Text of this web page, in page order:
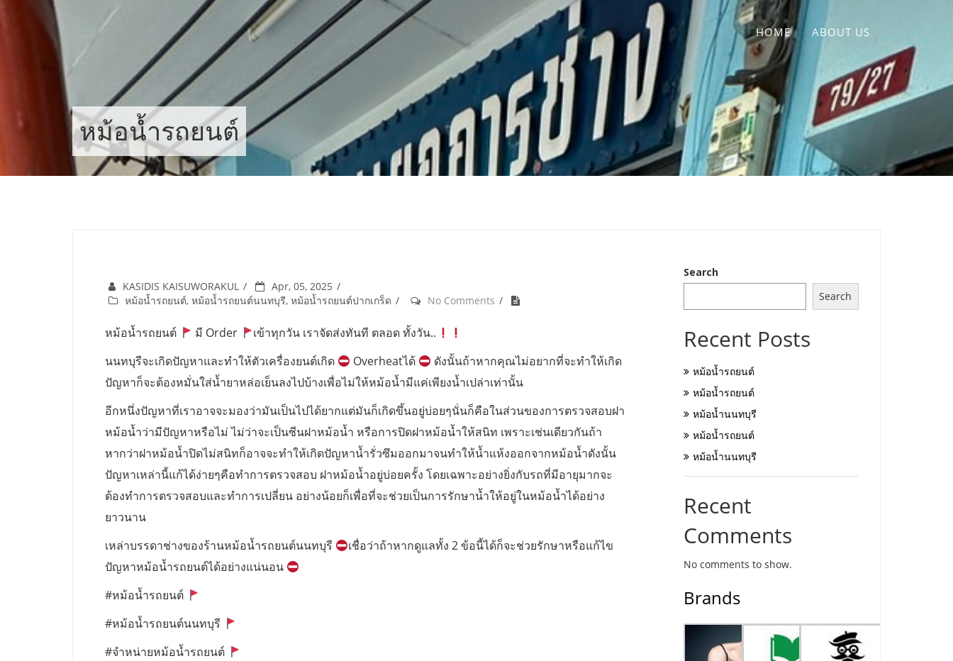
HOME ABOUT US
หม้อน้ำรถยนต์
KASIDIS KAISUWORAKUL
Apr, 05, 2025
หม้อน้ำรถยนต์, หม้อน้ำรถยนต์นนทบุรี, หม้อน้ำรถยนต์ปากเกร็ด No Comments
หม้อน้ำรถยนต์ มี Order
เข้าทุกวัน เราจัดส่งทันที ตลอด ทั้งวัน..
นนทบุรีจะเกิดปัญหาและทำให้ตัวเครื่องยนต์เกิด
Overheatได้
ดังนั้นถ้าหากคุณไม่อยากที่จะทำให้เกิด
ปัญหาก็จะต้องหมั่นใส่น้ำยาหล่อเย็นลงไปบ้างเพื่อไม่ให้หม้อน้ำมีแค่เพียงน้ำเปล่าเท่านั้น
อีกหนึ่งปัญหาที่เราอาจจะมองว่ามันเป็นไปได้ยากแต่มันก็เกิดขึ้นอยู่บ่อยๆนั่นก็คือในส่วนของการตรวจสอบฝา
หม้อน้ำว่ามีปัญหาหรือไม่ ไม่ว่าจะเป็นซีนฝาหม้อน้ำ หรือการปิดฝาหม้อน้ำให้สนิท เพราะเช่นเดียวกันถ้า
หากว่าฝาหม้อน้ำปิดไม่สนิทก็อาจจะทำให้เกิดปัญหาน้ำรั่วซึมออกมาจนทำให้น้ำแห้งออกจากหม้อน้ำดังนั้น
ปัญหาเหล่านี้แก้ได้ง่ายๆคือทำการตรวจสอบ ฝาหม้อน้ำอยู่บ่อยครั้ง โดยเฉพาะอย่างยิ่งกับรถที่มีอายุมากจะ
ต้องทำการตรวจสอบและทำการเปลี่ยน อย่างน้อยก็เพื่อที่จะช่วยเป็นการรักษาน้ำให้อยู่ในหม้อน้ำได้อย่าง
ยาวนาน
เหล่าบรรดาช่างของร้านหม้อน้ำรถยนต์นนทบุรี
เชื่อว่าถ้าหากดูแลทั้ง 2 ข้อนี้ได้ก็จะช่วยรักษาหรือแก้ไข
ปัญหาหม้อน้ำรถยนต์ได้อย่างแน่นอน
#หม้อน้ำรถยนต์
#หม้อน้ำรถยนต์นนทบุรี
#จำหน่ายหม้อน้ำรถยนต์
Search
Search
Recent Posts
หม้อน้ำรถยนต์
หม้อน้ำรถยนต์
หม้อน้ำนนทบุรี
หม้อน้ำรถยนต์
หม้อน้ำนนทบุรี
Recent
Comments
No comments to show.
Brands